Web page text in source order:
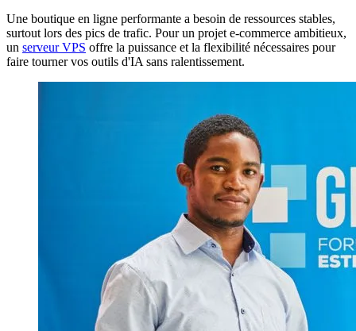
Une boutique en ligne performante a besoin de ressources stables,
surtout lors des pics de trafic. Pour un projet e-commerce ambitieux,
un serveur VPS offre la puissance et la flexibilité nécessaires pour
faire tourner vos outils d'IA sans ralentissement.